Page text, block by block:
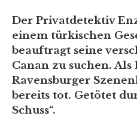
Der Privatdetektiv
einem türkischen
beauftragt seine
Canan zu suchen.
Ravensburger
bereits tot. Getötet
Schuss“.